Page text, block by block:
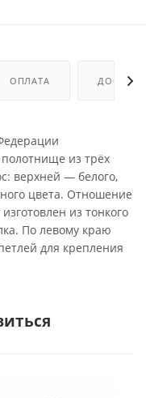
ОПЛАТА
из трёх
верхней — белого,
цвета. Отношение
из тонкого
По левому краю
для крепления